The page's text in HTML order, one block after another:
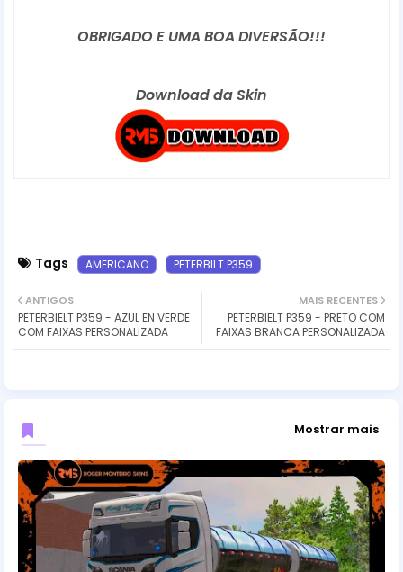
OBRIGADO E UMA BOA DIVERSÃO!!!
Download da Skin
Tags AMERICANO PETERBILT P359
MAIS RECENTES
PETERBIELT P359 - PRETO COM
FAIXAS BRANCA PERSONALIZADA
ANTIGOS
PETERBIELT P359 - AZUL EN VERDE
COM FAIXAS PERSONALIZADA
Mostrar mais